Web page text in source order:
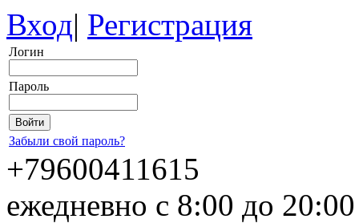
Вход| Регистрация
Логин
Пароль
Забыли свой пароль?
+79600411615
ежедневно с 8:00 до